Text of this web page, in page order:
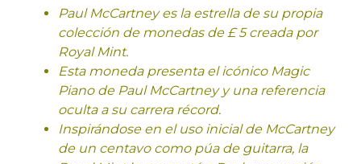
Paul McCartney es la estrella de su propia
colección de monedas de £ 5 creada por
Royal Mint.
Esta moneda presenta el icónico Magic
Piano de Paul McCartney y una referencia
oculta a su carrera récord.
Inspirándose en el uso inicial de McCartney
de un centavo como púa de guitarra, la